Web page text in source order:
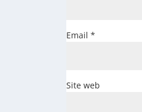
Email *
Site web